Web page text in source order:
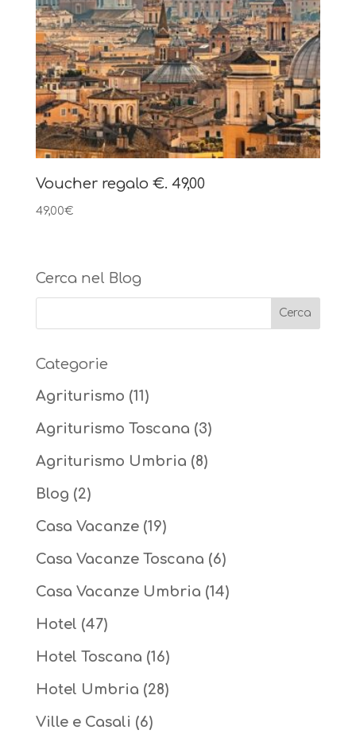
Voucher regalo €. 49,00
49,00€
Cerca nel Blog
Categorie
Agriturismo (11)
Agriturismo Toscana (3)
Agriturismo Umbria (8)
Blog (2)
Casa Vacanze(19)
Casa Vacanze Toscana (6)
Casa Vacanze Umbria (14)
Hotel (47)
Hotel Toscana (16)
Hotel Umbria (28)
Ville e Casali (6)